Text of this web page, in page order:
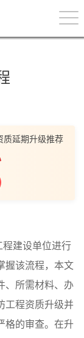
质延期升级推荐
建设单位进行
握该流程，本文
、所需材料、办
工程资质升级并
格的审查。在升